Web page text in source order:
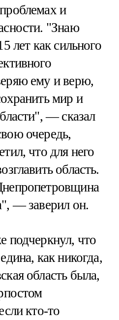
и
"Знаю
лет как сильного
ему и верю,
мир и
— сказал
очередь,
что для него
область.
— заверил он.
подчеркнул, что
как никогда,
область была,
кто-то